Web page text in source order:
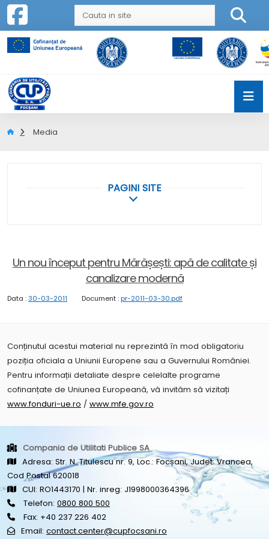
Media
PAGINI SITE
Un nou început pentru Mărășești: apă de calitate și
canalizare modernă
Data :30-03-2011 Document :pr-2011-03-30.pdf
Conținutul acestui material nu reprezintă în mod obligatoriu
poziția oficiala a Uniunii Europene sau a Guvernului României.
Pentru informații detaliate despre celelalte programe
cofinanțate de Uniunea Europeană, vă invităm să vizitați
www.fonduri-ue.ro / www.mfe.gov.ro
Compania de Utilitati Publice SA
Adresa: Str. N. Titulescu nr. 9, Loc.: Focșani, Judet: Vrancea,
Cod Postal 620018
CUI: RO1443170 | Nr. inreg: J1998000364396
Telefon: 0800 800 500
Fax: +40 237 226 402
Email: contact.center@cupfocsani.ro